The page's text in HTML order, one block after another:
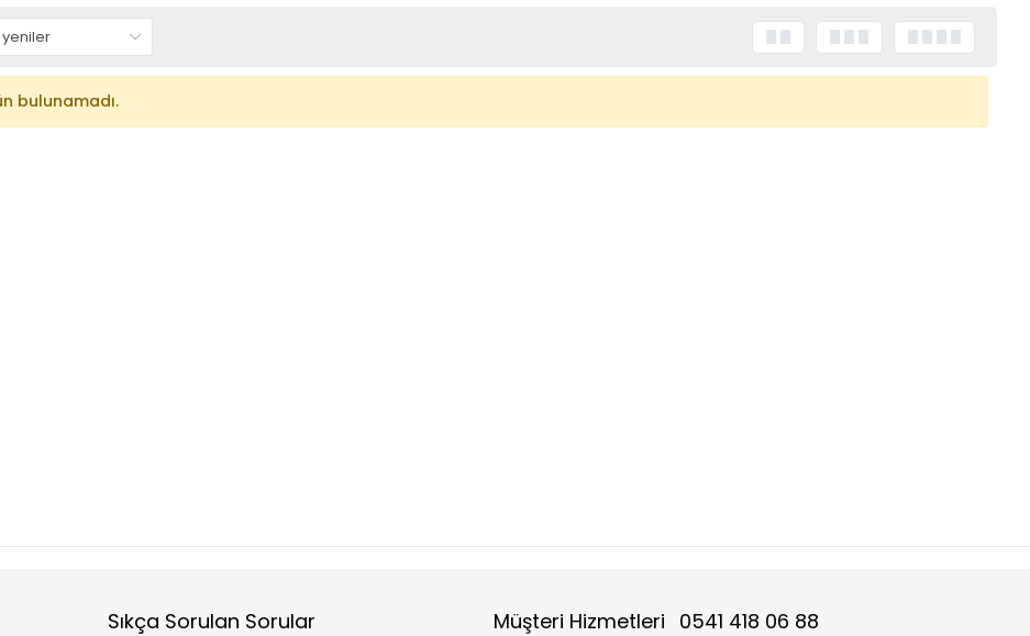
bulunamadı.
Sıkça Sorulan Sorular Müşteri Hizmetleri 0541 418 06 88